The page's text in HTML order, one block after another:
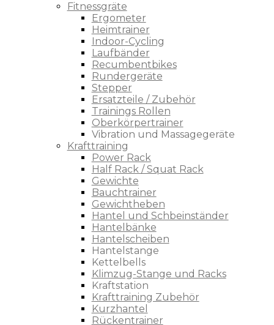
Fitnessgräte
Ergometer
Heimtrainer
Indoor-Cycling
Laufbänder
Recumbentbikes
Rundergeräte
Stepper
Ersatzteile / Zubehör
Trainings Rollen
Oberkörpertrainer
Vibration und Massagegeräte
Krafttraining
Power Rack
Half Rack / Squat Rack
Gewichte
Bauchtrainer
Gewichtheben
Hantel und Schbeinständer
Hantelbänke
Hantelscheiben
Hantelstange
Kettelbells
Klimzug-Stange und Racks
Kraftstation
Krafttraining Zubehör
Kurzhantel
Rückentrainer